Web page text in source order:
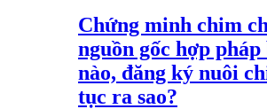
Chứng minh chim
nguồn gốc hợp pháp
nào, đăng ký nuôi
tục ra sao?